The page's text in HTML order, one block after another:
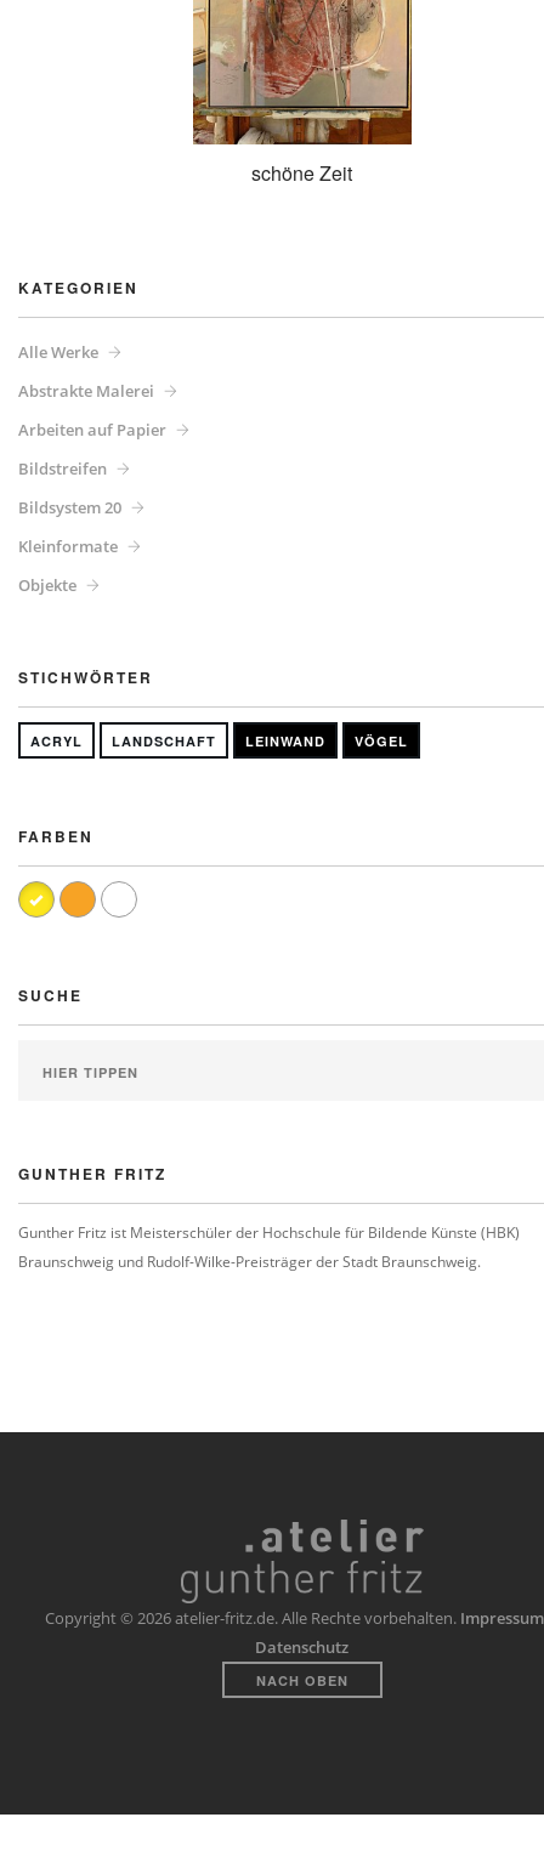
schöne Zeit
KATEGORIEN
Alle Werke
Abstrakte Malerei
Arbeiten auf Papier
Bildstreifen
Bildsystem 20
Kleinformate
Objekte
STICHWÖRTER
ACRYL LANDSCHAFT LEINWAND VÖGEL
FARBEN
SUCHE
GUNTHER FRITZ
Gunther Fritz ist Meisterschüler der Hochschule für Bildende Künste (HBK)
Braunschweig und Rudolf-Wilke-Preisträger der Stadt Braunschweig.
Copyright © 2026 atelier-fritz.de. Alle Rechte vorbehalten.
Datenschutz
NACH OBEN